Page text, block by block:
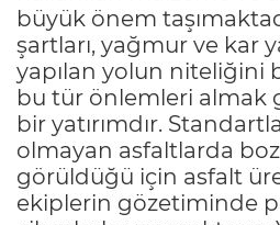
büyük önem
şartları, yağmur ve kar
yapılan yolun niteliğini
bu tür önlemleri almak
bir yatırımdır.
olmayan asfaltlarda
görüldüğü için asfalt
ekiplerin gözetiminde